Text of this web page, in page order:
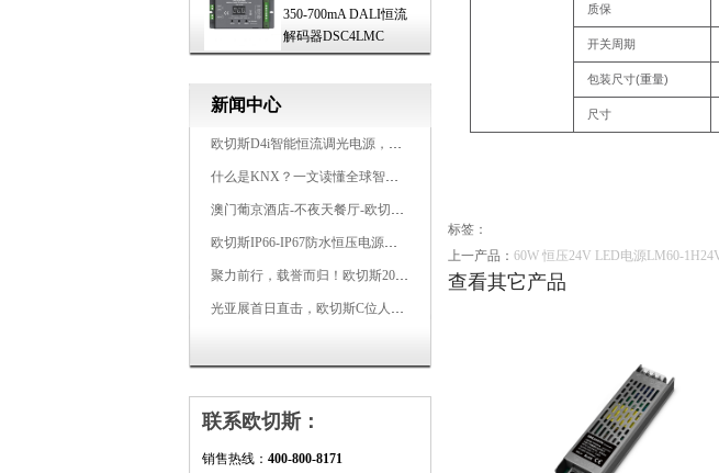
350-700mA DALI恒流
解码器DSC4LMC
新闻中心
欧切斯D4i智能恒流调光电源，引领未来照明生态
什么是KNX？一文读懂全球智能建筑控制标准
澳门葡京酒店-不夜天餐厅-欧切斯KNX智能控制系统打造高端智慧空间
欧切斯IP66-IP67防水恒压电源，无惧风雨，智稳如一
聚力前行，载誉而归！欧切斯2026光亚展完美收官
光亚展首日直击，欧切斯C位人气爆棚-双奖加冕，实力再出圈
联系欧切斯：
销售热线： 400-800-8171
质保
开关周期
包装尺寸(重量)
尺寸
标签：
上一产品： 60W 恒压24V LED电源LM60-
查看其它产品